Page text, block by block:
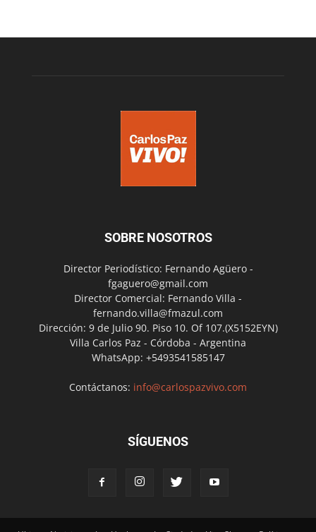
SOBRE NOSOTROS
Director Periodístico: Fernando Agüero -
fgaguero@gmail.com
Director Comercial: Fernando Villa -
fernando.villa@fmazul.com
Dirección: 9 de Julio 90. Piso 10. Of 107.(X5152EYN)
Villa Carlos Paz - Córdoba - Argentina
WhatsApp: +5493541585147
Contáctanos: info@carlospazvivo.com
SÍGUENOS